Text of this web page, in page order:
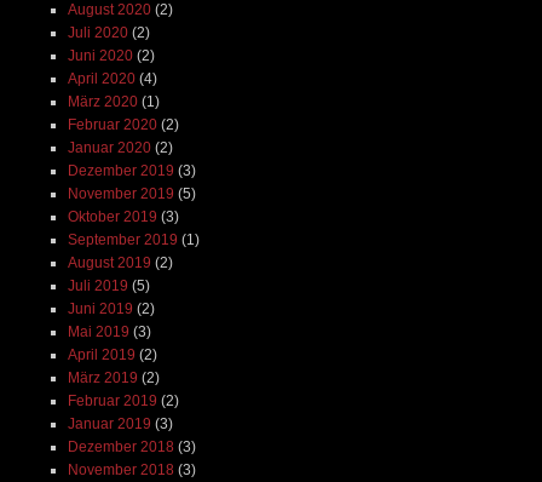
August 2020(2)
Juli 2020(2)
Juni 2020(2)
April 2020(4)
März 2020(1)
Februar 2020(2)
Januar 2020(2)
Dezember 2019 (3)
November 2019 (5)
Oktober 2019 (3)
September 2019 (1)
August 2019 (2)
Juli 2019 (5)
Juni 2019 (2)
Mai 2019 (3)
April 2019 (2)
März 2019 (2)
Februar 2019 (2)
Januar 2019 (3)
Dezember 2018 (3)
November 2018 (3)